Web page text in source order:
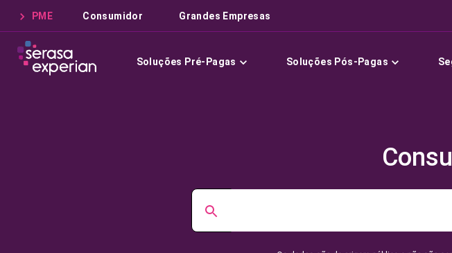
PME Consumidor Grandes Empresas
Soluções Pré-Pagas Soluções Pós-Pagas